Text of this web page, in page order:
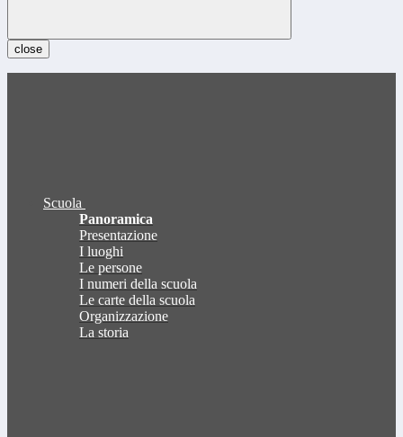
close
Scuola
Panoramica
Presentazione
I luoghi
Le persone
I numeri della scuola
Le carte della scuola
Organizzazione
La storia